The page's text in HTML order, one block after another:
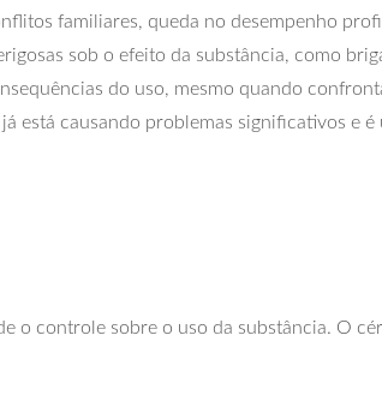
familiares, queda no desempenho
sob o efeito da substância, como
do uso, mesmo quando
está causando problemas significativos e
o controle sobre o uso da substância. O